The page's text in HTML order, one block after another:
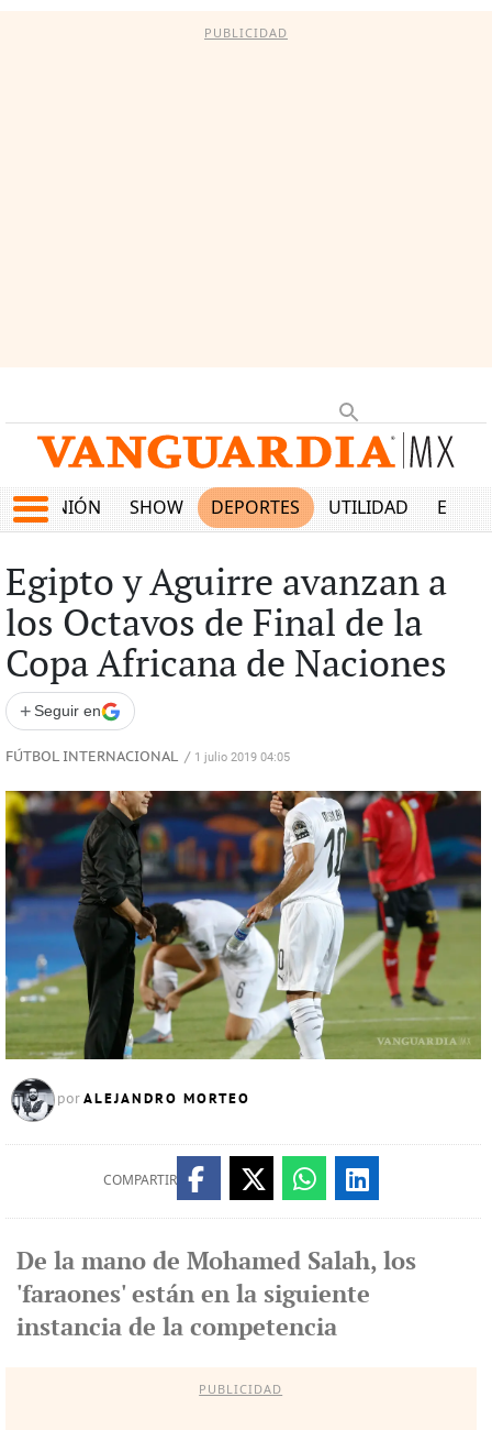
PUBLICIDAD
OPINIÓN SHOW DEPORTES UTILIDAD
Egipto y Aguirre avanzan a
los Octavos de Final de la
Copa Africana de Naciones
+ Seguir en
FÚTBOL INTERNACIONAL / 1 julio 2019 04:05
por ALEJANDRO MORTEO
COMPARTIR
De la mano de Mohamed Salah, los
'faraones' están en la siguiente
instancia de la competencia
PUBLICIDAD